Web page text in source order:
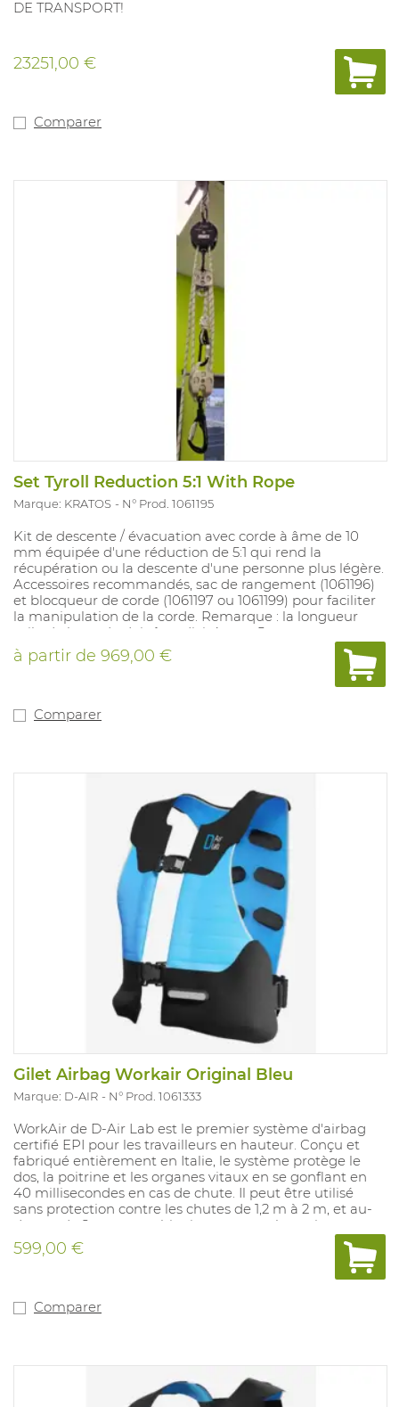
DE TRANSPORT!
23251,00 €
Comparer
Set Tyroll Reduction 5:1 With Rope
Marque: KRATOS N° Prod. 1061195
Kit de descente / évacuation avec corde à âme de 10
mm équipée d'une réduction de 5:1 qui rend la
récupération ou la descente d'une personne plus légère.
Accessoires recommandés, sac de rangement (1061196)
et blocqueur de corde (1061197 ou 1061199) pour faciliter
la manipulation de la corde. Remarque : la longueur
utile de la corde doit être divisée par 5.
à partir de 969,00 €
Comparer
Gilet Airbag Workair Original Bleu
Marque: D-AIR N° Prod. 1061333
WorkAir de D-Air Lab est le premier système d'airbag
certifié EPI pour les travailleurs en hauteur. Conçu et
fabriqué entièrement en Italie, le système protège le
dos, la poitrine et les organes vitaux en se gonflant en
40 millisecondes en cas de chute. Il peut être utilisé
sans protection contre les chutes de 1,2 m à 2 m, et au-
dessus de 2 m en combinaison avec un harnais
antichute. WorkAir utilise la technologie "Intelligent
Clothing" développée par Dainese pour les pilotes de
orange fluo.
599,00 €
Comparer